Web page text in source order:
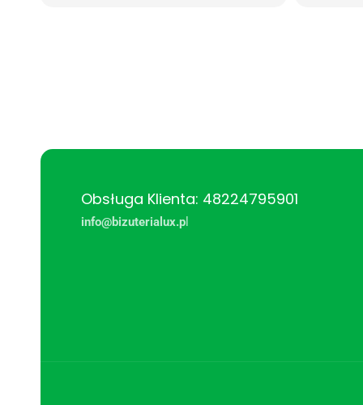
Obsługa Klienta: 48224795901
info@bizuterialux.p